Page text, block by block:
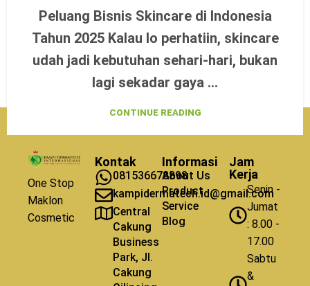
Peluang Bisnis Skincare di Indonesia
Tahun 2025 Kalau lo perhatiin, skincare
udah jadi kebutuhan sehari-hari, bukan
lagi sekadar gaya ...
CONTINUE READING
One Stop
Maklon
Cosmetic
Kontak
081536678898
kampidermatech.id@gmail.com
Central
Cakung
Business
Park, Jl.
Cakung
Informasi
About Us
Product
Service
Blog
Jam
Kerja
Senin -
Jumat
: 8.00 -
17.00
Sabtu
&